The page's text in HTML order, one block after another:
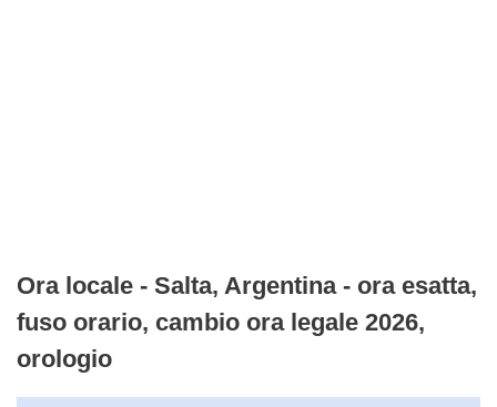
Ora locale - Salta, Argentina - ora esatta,
fuso orario, cambio ora legale 2026,
orologio